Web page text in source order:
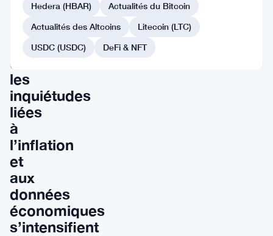
Bitcoin
plonge
alors
que
les
inquiétudes
liées
à
l’inflation
et
aux
données
économiques
s’intensifient
Hedera (HBAR)
Actualités du Bitcoin
Actualités des Altcoins
Litecoin (LTC)
USDC (USDC)
DeFi & NFT